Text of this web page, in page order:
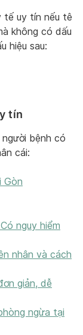
tế uy tín nếu tê
không có dấu
hiệu sau:
tín
bệnh có
cái:
Gòn
nguy hiểm
nhân và cách
giản, dễ
ngừa tại